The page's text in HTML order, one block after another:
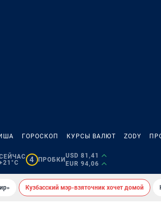
ГОРОСКОП КУРСЫ ВАЛЮТ ZODY
4 ПРОБКИ
USD 81,41
EUR 94,06
Кузбасский мэр-взяточник хочет домой